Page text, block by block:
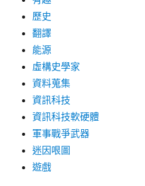
歷史
翻譯
能源
虛構史學家
資料蒐集
資訊科技
資訊科技軟硬體
軍事戰爭武器
迷因哏圖
遊戲